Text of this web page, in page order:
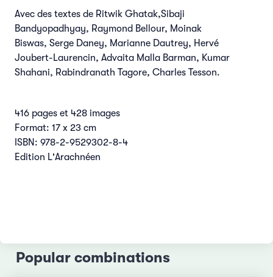
Avec des textes de Ritwik Ghatak,Sibaji
Bandyopadhyay, Raymond Bellour, Moinak
Biswas, Serge Daney, Marianne Dautrey, Hervé
Joubert-Laurencin, Advaita Malla Barman, Kumar
Shahani, Rabindranath Tagore, Charles Tesson.
416 pages et 428 images
Format: 17 x 23 cm
ISBN: 978-2-9529302-8-4
Edition L'Arachnéen
Popular combinations